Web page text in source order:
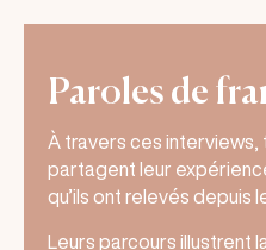
Paroles de
À travers ces interviews,
partagent leur
qu’ils ont relevés depuis
Leurs parcours illustrent